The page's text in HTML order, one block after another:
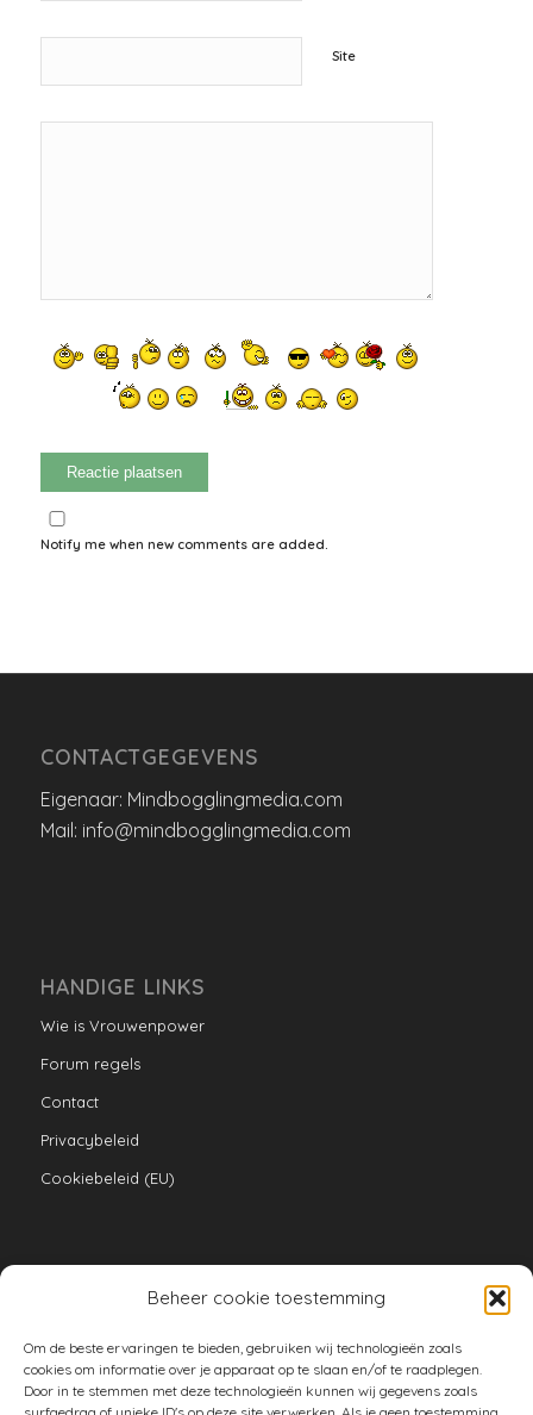
Beheer cookie toestemming
Om de beste ervaringen te bieden, gebruiken wij technologieën zoals
cookies om informatie over je apparaat op te slaan en/of te raadplegen.
Door in te stemmen met deze technologieën kunnen wij gegevens zoals
Site
Notify me when new comments are added.
CONTACTGEGEVENS
Eigenaar: Mindbogglingmedia.com
Mail: info@mindbogglingmedia.com
HANDIGE LINKS
Wie is Vrouwenpower
Forum regels
Contact
Privacybeleid
Cookiebeleid (EU)
armoe keuken
duurzaam